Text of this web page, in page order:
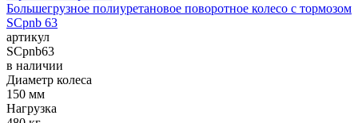
Большегрузное полиуретановое поворотное колесо с тормозом
SCpnb 63
артикул
SCpnb63
в наличии
Диаметр колеса
150 мм
Нагрузка